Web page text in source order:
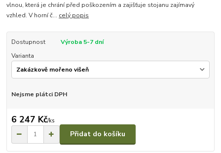
vlnou, která je chrání před poškozením a zajišťuje stojanu zajímavý
vzhled. V horní č... celý popis
Dostupnost
Výroba 5-7 dní
Varianta
Nejsme plátci DPH
6 247 Kč/ks
Přidat do košíku